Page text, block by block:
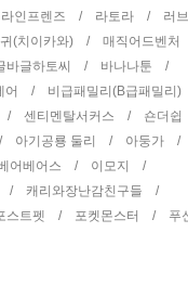
라인프렌즈 / 라토라 / 러
귀(치이카와) / 매직어드벤
바글하토씨 / 바나나툰 /
어 / 비급패밀리(B급패밀
/ 센티멘탈서커스 / 숀더
/ 아기공룡 둘리 / 아둥가 /
어베어스 / 이모지 /
/ 캐리와장난감친구들 /
스트펫 / 포켓몬스터 /